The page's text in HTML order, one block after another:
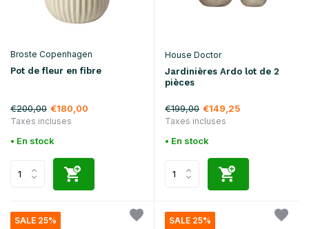
Broste Copenhagen
Pot de fleur en fibre
€200,00 €180,00
Taxes incluses
• En stock
House Doctor
Jardinières Ardo lot de 2
pièces
€199,00 €149,25
Taxes incluses
• En stock
SALE 25% SALE 25%